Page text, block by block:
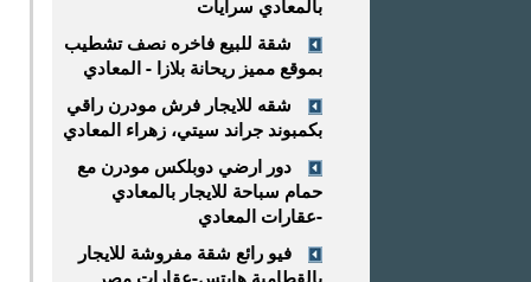
بالمعادي سرايات
شقة للبيع فاخره نصف تشطيب
بموقع مميز ريحانة بلازا - المعادي
شقه للايجار فرش مودرن راقي
بكمبوند جراند سيتي، زهراء المعادي
دور ارضي دوبلكس مودرن مع
حمام سباحة للايجار بالمعادي
-عقارات المعادي
فيو رائع شقة مفروشة للايجار